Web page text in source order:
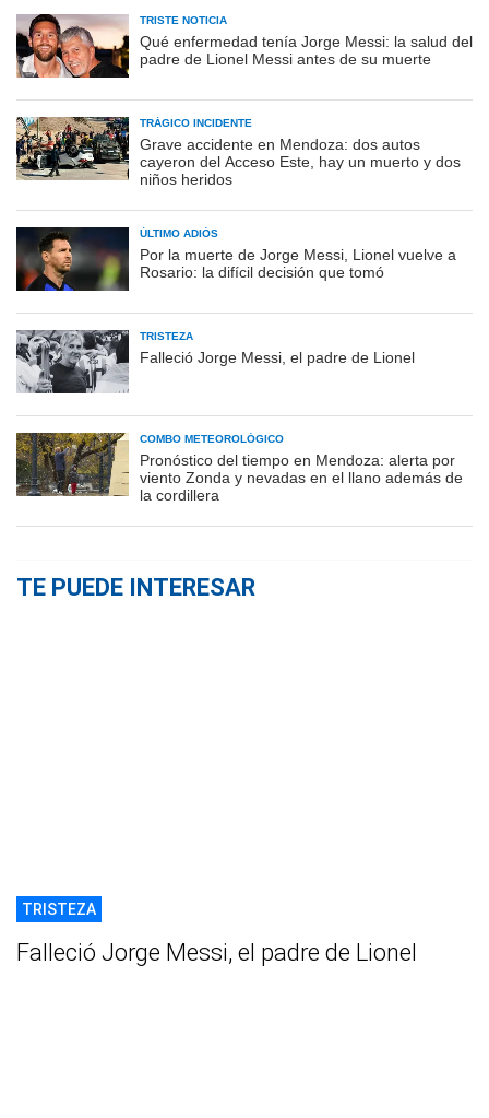
TRISTE NOTICIA
Qué enfermedad tenía Jorge Messi: la salud del
padre de Lionel Messi antes de su muerte
TRÁGICO INCIDENTE
Grave accidente en Mendoza: dos autos
cayeron del Acceso Este, hay un muerto y dos
niños heridos
ÚLTIMO ADIÓS
Por la muerte de Jorge Messi, Lionel vuelve a
Rosario: la difícil decisión que tomó
TRISTEZA
Falleció Jorge Messi, el padre de Lionel
COMBO METEOROLÓGICO
Pronóstico del tiempo en Mendoza: alerta por
viento Zonda y nevadas en el llano además de
la cordillera
TE PUEDE INTERESAR
TRISTEZA
Falleció Jorge Messi, el padre de Lionel